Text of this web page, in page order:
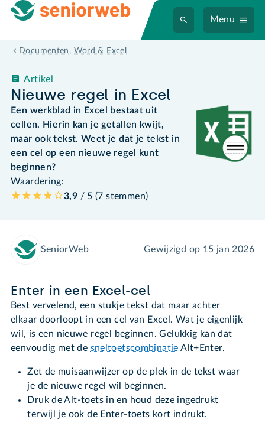
Menu
Documenten, Word & Excel
Nieuwe regel in Excel
Artikel
Een werkblad in Excel bestaat uit
cellen. Hierin kan je getallen kwijt,
maar ook tekst. Weet je dat je tekst in
een cel op een nieuwe regel kunt
beginnen?
Waardering:
3,9 / 5 (7 stemmen)
SeniorWeb Gewijzigd op 15 jan 2026
Enter in een Excel-cel
Best vervelend, een stukje tekst dat maar achter
elkaar doorloopt in een cel van Excel. Wat je eigenlijk
wil, is een nieuwe regel beginnen. Gelukkig kan dat
eenvoudig met de sneltoetscombinatie Alt+Enter.
Zet de muisaanwijzer op de plek in de tekst waar
je de nieuwe regel wil beginnen.
Druk de Alt-toets in en houd deze ingedrukt
terwijl je ook de Enter-toets kort indrukt.